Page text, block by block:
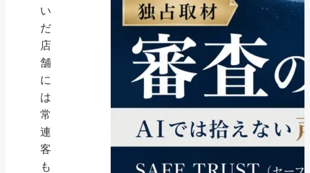
い
だ
店
舗
に
は
常
連
客
も